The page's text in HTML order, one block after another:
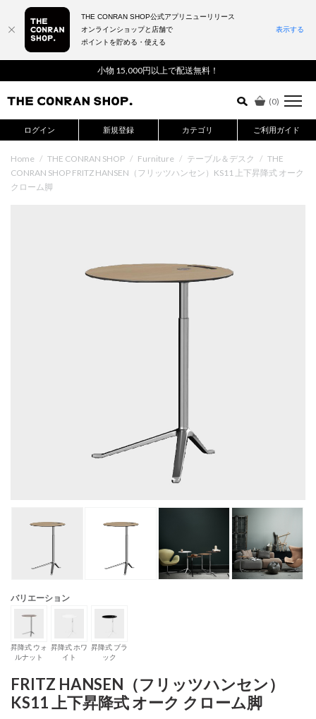
小物 15,000円以上で配送無料！
(0)
ログイン 新規登録 カテゴリ ご利用ガイド
詳細検索はこちら
Home / THE CONRAN SHOP / Furniture / テーブル＆デスク / THE
CONRAN SHOP FRITZ HANSEN（フリッツハンセン）KS11 上下昇降式 オーク
クローム脚
バリエーション
昇降式 ウォ
ルナット
昇降式 ホワ
イト
昇降式 ブラ
ック
FRITZ HANSEN（フリッツハンセン）
KS11 上下昇降式 オーク クローム脚
THE CONRAN SHOP公式アプリニューリリース
オンラインショップと店舗で
ポイントを貯める・使える
表示する